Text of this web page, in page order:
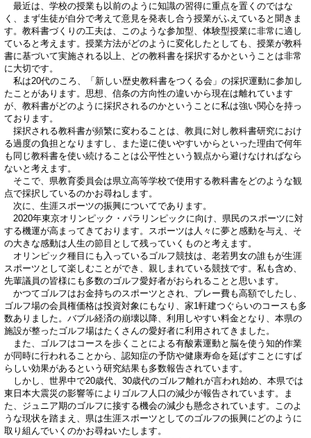
最近は、学校の授業も以前のように知識の習得に重点を置くのではな
く、まず生徒が自分で考えて意見を発表し合う授業がふえていると聞きま
す。教科書づくりの工夫は、このような参加型、体験型授業に非常に適し
ていると考えます。授業方法がどのように変化したとしても、授業が教科
書に基づいて実施される以上、どの教科書を採択するかということは非常
に大切です。
私は20代のころ、「新しい歴史教科書をつくる会」の採択運動に参加し
たことがあります。思想、信条の方向性の違いから現在は離れています
が、教科書がどのように採択されるのかということに私は強い関心を持っ
ております。
採択される教科書が頻繁に変わることは、教員に対し教科書研究におけ
る過度の負担となりますし、また逆に使いやすいからといった理由で何年
も同じ教科書を使い続けることは公平性という観点から避けなければなら
ないと考えます。
そこで、県教育委員会は県立高等学校で使用する教科書をどのような観
点で採択しているのかお尋ねします。
次に、生涯スポーツの振興についてであります。
2020年東京オリンピック・パラリンピックに向け、県民のスポーツに対
する機運が高まってきております。スポーツは人々に夢と感動を与え、そ
の大きな感動は人生の節目として残っていくものと考えます。
オリンピック種目にも入っているゴルフ競技は、老若男女の誰もが生涯
スポーツとして楽しむことができ、親しまれている競技です。私も含め、
先輩議員の皆様にも多数のゴルフ愛好者がおられることと思います。
かつてゴルフはお金持ちのスポーツとされ、プレー費も高額でしたし、
ゴルフ場の会員権価格は投資対象にもなり、家1軒建つぐらいのコースも多
数ありました。バブル経済の崩壊以降、利用しやすい料金となり、本県の
施設が整ったゴルフ場はたくさんの愛好者に利用されてきました。
また、ゴルフはコースを歩くことによる有酸素運動と脳を使う知的作業
が同時に行われることから、認知症の予防や健康寿命を延ばすことにすば
らしい効果があるという研究結果も多数報告されています。
しかし、世界中で20歳代、30歳代のゴルフ離れが言われ始め、本県では
東日本大震災の影響等によりゴルフ人口の減少が報告されています。ま
た、ジュニア期のゴルフに接する機会の減少も懸念されています。このよ
うな現状を踏まえ、県は生涯スポーツとしてのゴルフの振興にどのように
取り組んでいくのかお尋ねいたします。